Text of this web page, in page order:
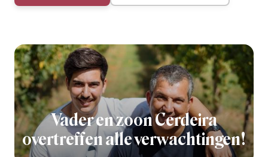
Vader en zoon Cerdeira
overtreffen alle verwachtingen!